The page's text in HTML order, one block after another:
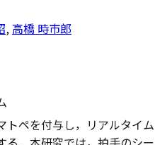
,高橋 時市郎
トペを付与し，リアルタイム